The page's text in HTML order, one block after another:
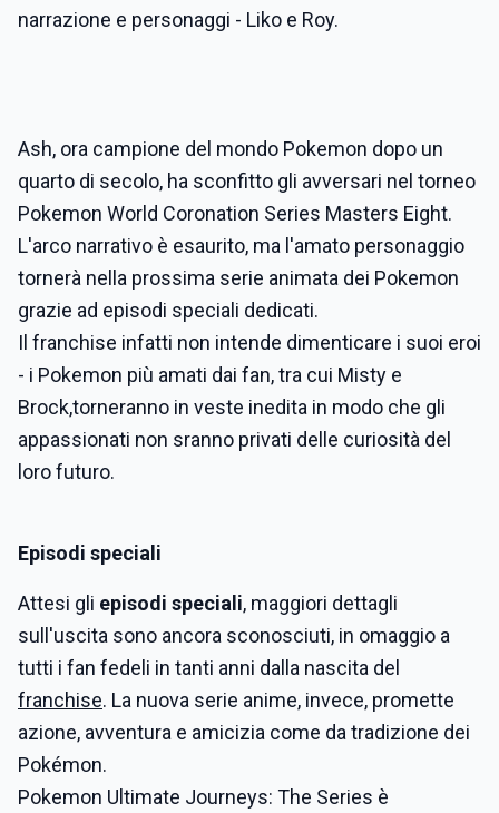
narrazione e personaggi - Liko e Roy.
Ash, ora campione del mondo Pokemon dopo un
quarto di secolo, ha sconfitto gli avversari nel torneo
Pokemon World Coronation Series Masters Eight.
L'arco narrativo è esaurito, ma l'amato personaggio
tornerà nella prossima serie animata dei Pokemon
grazie ad episodi speciali dedicati.
Il franchise infatti non intende dimenticare i suoi eroi
- i Pokemon più amati dai fan, tra cui Misty e
Brock,torneranno in veste inedita in modo che gli
appassionati non sranno privati delle curiosità del
loro futuro.
Episodi speciali
Attesi gli episodi speciali, maggiori dettagli
sull'uscita sono ancora sconosciuti, in omaggio a
tutti i fan fedeli in tanti anni dalla nascita del
franchise. La nuova serie anime, invece, promette
azione, avventura e amicizia come da tradizione dei
Pokémon.
Pokemon Ultimate Journeys: The Series è